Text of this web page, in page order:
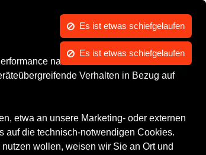
nachvollziehen und Ihnen in
Verhalten in Bezug auf
etwa an unsere Marketing- oder externen
auf die technisch-notwendigen Cookies.
wollen, weisen wir Sie an Ort und
Mein Konto
Marken Events
Es ist etwas schiefgelaufen
Es ist etwas schiefgelaufen